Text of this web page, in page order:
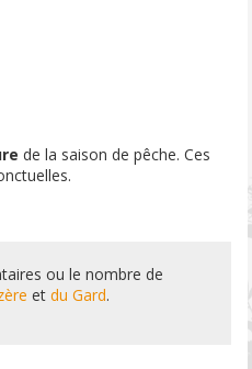
de la saison de pêche. Ces
ou le nombre de
et du Gard.